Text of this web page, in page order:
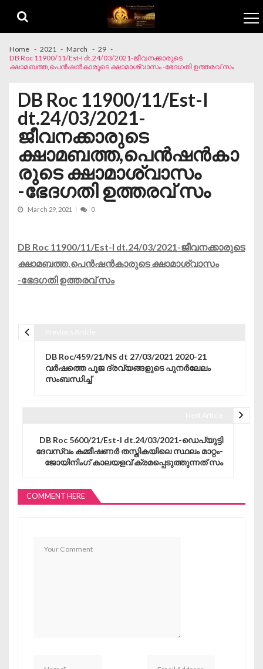
Home 2021 March
29
DB Roc 11900/11/Est-I dt.24/03/2021-ജീവനക്കാരുടെ
ക്ഷാമബത്ത,പെൻഷൻകാരുടെ ക്ഷാമാശ്വാസം -ഭേദഗതി ഉത്തരവ് സം
DB Roc 11900/11/Est-I
dt.24/03/2021-
ജീവനക്കാരുടെ
ക്ഷാമബത്ത,പെൻഷൻകാ
രുടെ ക്ഷാമാശ്വാസം
-ഭേദഗതി ഉത്തരവ് സം
March 29, 2021 0
DB Roc 11900/11/Est-I dt.24/03/2021-ജീവനക്കാരുടെ
ക്ഷാമബത്ത,പെൻഷൻകാരുടെ ക്ഷാമാശ്വാസം
-ഭേദഗതി ഉത്തരവ് സം
DB Roc/459/21/NS dt 27/03/2021 2020-21
വർഷത്തെ പൂജ ദ്രവ്യങ്ങളുടെ പുനർലേലം
സംബന്ധിച്ച്
DB Roc 5600/21/Est-I dt.24/03/2021-ഡെപ്യുട്ടി
ദേവസ്വം കമ്മീഷണർ തസ്തികയിലെ സ്ഥലം മാറ്റം-
ജോയിനിംഗ് കാലയളവ് ക്രമപ്പെടുത്തുന്നത് സം
COMMENT HERE